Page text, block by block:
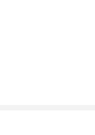
들이 붕괴하고 근대
책은 지구화와 근
대한 역사를 담고 있
수 있으며, 비슷한
는 책이라고 할 수